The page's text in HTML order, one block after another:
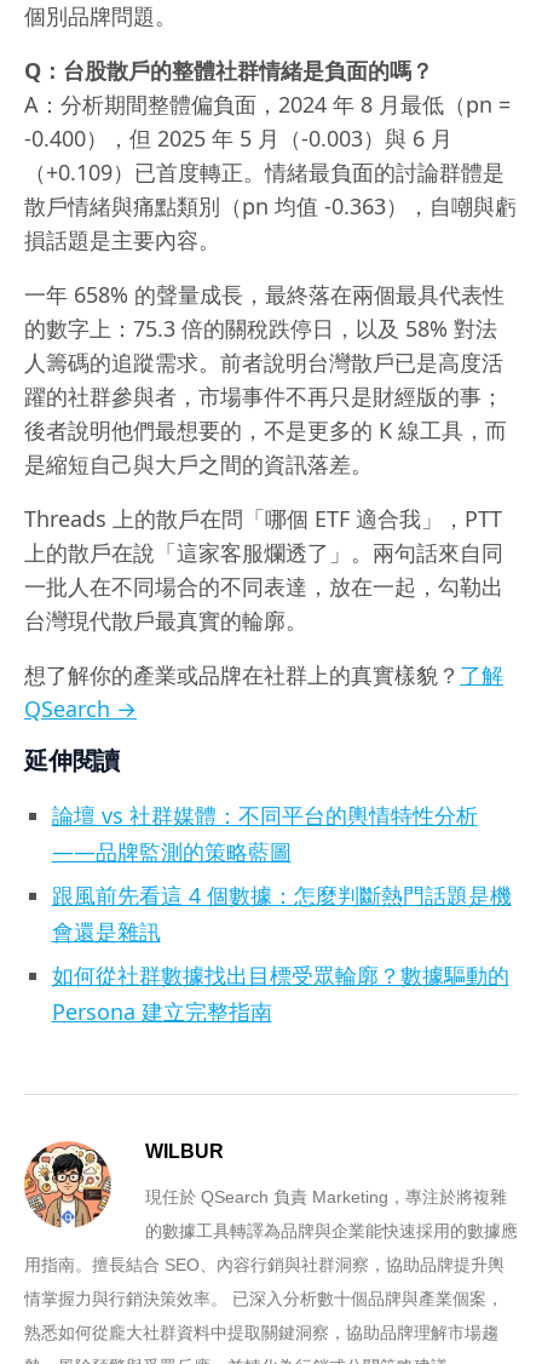
個別品牌問題。
Q：台股散戶的整體社群情緒是負面的嗎？
A：分析期間整體偏負面，2024 年 8 月最低（pn =
-0.400），但 2025 年 5 月（-0.003）與 6 月
（+0.109）已首度轉正。情緒最負面的討論群體是
散戶情緒與痛點類別（pn 均值 -0.363），自嘲與虧
損話題是主要內容。
一年 658% 的聲量成長，最終落在兩個最具代表性
的數字上：75.3 倍的關稅跌停日，以及 58% 對法
人籌碼的追蹤需求。前者說明台灣散戶已是高度活
躍的社群參與者，市場事件不再只是財經版的事；
後者說明他們最想要的，不是更多的 K 線工具，而
是縮短自己與大戶之間的資訊落差。
Threads 上的散戶在問「哪個 ETF 適合我」，PTT
上的散戶在說「這家客服爛透了」。兩句話來自同
一批人在不同場合的不同表達，放在一起，勾勒出
台灣現代散戶最真實的輪廓。
想了解你的產業或品牌在社群上的真實樣貌？ 了解
QSearch →
延伸閱讀
論壇 vs 社群媒體：不同平台的輿情特性分析
——品牌監測的策略藍圖
跟風前先看這 4 個數據：怎麼判斷熱門話題是機
會還是雜訊
如何從社群數據找出目標受眾輪廓？數據驅動的
Persona 建立完整指南
WILBUR
現任於 QSearch 負責 Marketing，專注於將複雜
的數據工具轉譯為品牌與企業能快速採用的數據應
用指南。擅長結合 SEO、內容行銷與社群洞察，協助品牌提升輿
情掌握力與行銷決策效率。 已深入分析數十個品牌與產業個案，
熟悉如何從龐大社群資料中提取關鍵洞察，協助品牌理解市場趨